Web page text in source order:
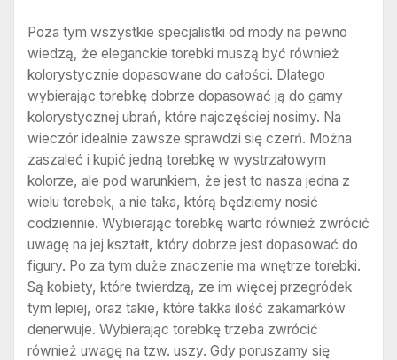
Poza tym wszystkie specjalistki od mody na pewno
wiedzą, że eleganckie torebki muszą być również
kolorystycznie dopasowane do całości. Dlatego
wybierając torebkę dobrze dopasować ją do gamy
kolorystycznej ubrań, które najczęściej nosimy. Na
wieczór idealnie zawsze sprawdzi się czerń. Można
zaszaleć i kupić jedną torebkę w wystrzałowym
kolorze, ale pod warunkiem, że jest to nasza jedna z
wielu torebek, a nie taka, którą będziemy nosić
codziennie. Wybierając torebkę warto również zwrócić
uwagę na jej kształt, który dobrze jest dopasować do
figury. Po za tym duże znaczenie ma wnętrze torebki.
Są kobiety, które twierdzą, ze im więcej przegródek
tym lepiej, oraz takie, które takka ilość zakamarków
denerwuje. Wybierając torebkę trzeba zwrócić
również uwagę na tzw. uszy. Gdy poruszamy się